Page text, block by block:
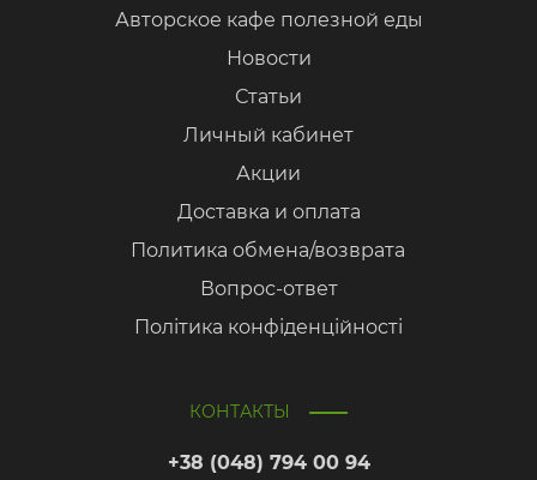
Авторское кафе полезной еды
Новости
Статьи
Личный кабинет
Акции
Доставка и оплата
Политика обмена/возврата
Вопрос-ответ
Політика конфіденційності
КОНТАКТЫ
+38 (048) 794 00 94